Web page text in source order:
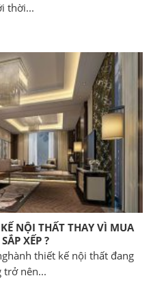
thời...
NỘI THẤT THAY VÌ MUA
XẾP ?
thiết kế nội thất đang
trở nên...